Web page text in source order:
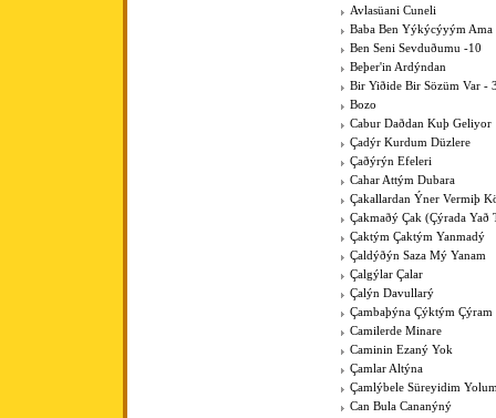
Avlasüani Cuneli
Baba Ben Yýkýcýyým
Ben Seni Sevduðumu -10
Beþer'in Ardýndan
Bir Yiðide Bir Sözüm Var -
Bozo
Cabur Daðdan Kuþ Geliyor
Çadýr Kurdum Düzlere
Çaðýrýn Efeleri
Cahar Attým Dubara
Çakallardan Ýner Vermiþ
Çakmaðý Çak (Çýrada Yað
Çaktým Çaktým Yanmadý
Çaldýðýn Saza Mý Yanam
Çalgýlar Çalar
Çalýn Davullarý
Çambaþýna Çýktým Çýram
Camilerde Minare
Caminin Ezaný Yok
Çamlar Altýna
Çamlýbele Süreyidim
Can Bula Cananýný